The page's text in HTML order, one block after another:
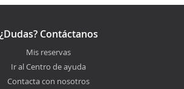
¿Dudas? Contáctanos
Mis reservas
Ir al Centro de ayuda
Contacta con nosotros